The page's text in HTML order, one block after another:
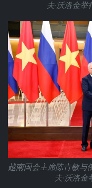
夫·沃洛金
越南国会主席陈青敏与
夫·沃洛